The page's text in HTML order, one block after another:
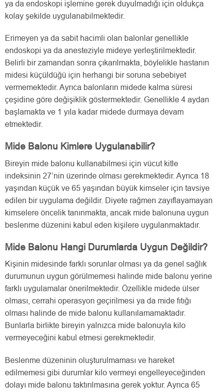
ya da endoskopi işlemine gerek duyulmadığı için oldukça
kolay şekilde uygulanabilmektedir.
Erimeyen ya da sabit hacimli olan balonlar genellikle
endoskopi ya da anesteziyle mideye yerleştirilmektedir.
Belirli bir zamandan sonra çıkarılmakta, böylelikle hastanın
midesi küçüldüğü için herhangi bir soruna sebebiyet
vermemektedir. Ayrıca balonların midede kalma süresi
çeşidine göre değişiklik göstermektedir. Genellikle 4 aydan
başlamakta ve 1 yıla kadar midede durmaya devam
etmektedir.
Mide Balonu Kimlere Uygulanabilir?
Bireyin mide balonu kullanabilmesi için vücut kitle
indeksinin 27’nin üzerinde olması gerekmektedir. Ayrıca 18
yaşından küçük ve 65 yaşından büyük kimseler için tavsiye
edilen bir uygulama değildir. Diyete rağmen zayıflayamayan
kimselere öncelik tanınmakta, ancak mide balonuna uygun
beslenme düzenini kabul eden kişilere uygulanmaktadır.
Mide Balonu Hangi Durumlarda Uygun Değildir?
Kişinin midesinde farklı sorunlar olması ya da genel sağlık
durumunun uygun görülmemesi halinde mide balonu yerine
farklı uygulamalar önerilmektedir. Özellikle midede ülser
olması, cerrahi operasyon geçirilmesi ya da mide fıtığı
olması halinde de mide balonu kullanılamamaktadır.
Bunlarla birlikte bireyin yalnızca mide balonuyla kilo
vermeyeceğini kabul etmesi gerekmektedir.
Beslenme düzeninin oluşturulmaması ve hareket
edilmemesi gibi durumlar kilo vermeyi engelleyeceğinden
dolayı mide balonu taktırılmasına gerek yoktur. Ayrıca 65